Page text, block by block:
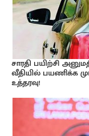
சாரதி பயிற்சி
வீதியில் பயணிக்க
உத்தரவு!